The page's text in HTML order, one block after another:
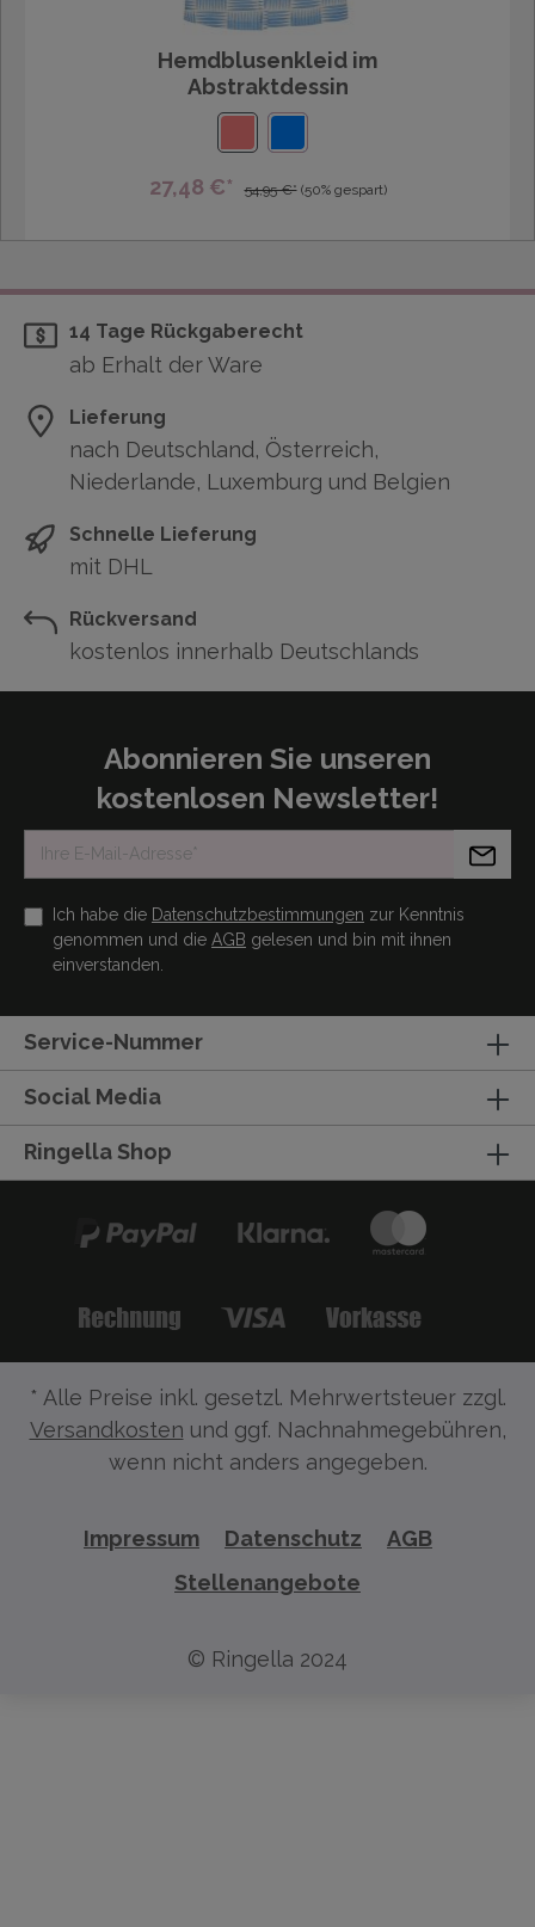
Hemdblusenkleid im
Abstraktdessin
27,48 €* 54,95 €* (50% gespart)
14 Tage Rückgaberecht
ab Erhalt der Ware
Lieferung
nach Deutschland, Österreich,
Niederlande, Luxemburg und Belgien
Schnelle Lieferung
mit DHL
Rückversand
kostenlos innerhalb Deutschlands
Abonnieren Sie unseren
kostenlosen Newsletter!
Ich habe die Datenschutzbestimmungen zur Kenntnis
genommen und die AGB gelesen und bin mit ihnen
einverstanden.
Service-Nummer
Social Media
Ringella Shop
* Alle Preise inkl. gesetzl. Mehrwertsteuer zzgl.
Versandkosten und ggf. Nachnahmegebühren,
wenn nicht anders angegeben.
Impressum Datenschutz
AGB
Stellenangebote
© Ringella 2024